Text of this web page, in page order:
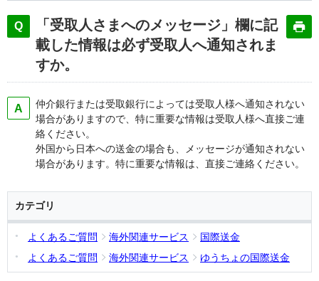
「受取人さまへのメッセージ」欄に記
載した情報は必ず受取人へ通知されま
すか。
仲介銀行または受取銀行によっては受取人様へ通知されない
場合がありますので、特に重要な情報は受取人様へ直接ご連
絡ください。
外国から日本への送金の場合も、メッセージが通知されない
場合があります。特に重要な情報は、直接ご連絡ください。
カテゴリ
よくあるご質問 海外関連サービス
国際送金
よくあるご質問
海外関連サービス ゆうちょの国際送金